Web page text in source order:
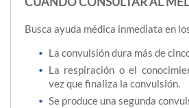
Busca ayuda médica inmediata en
La convulsión dura más de
La respiración o el
vez que finaliza la convulsión.
Se produce una segunda